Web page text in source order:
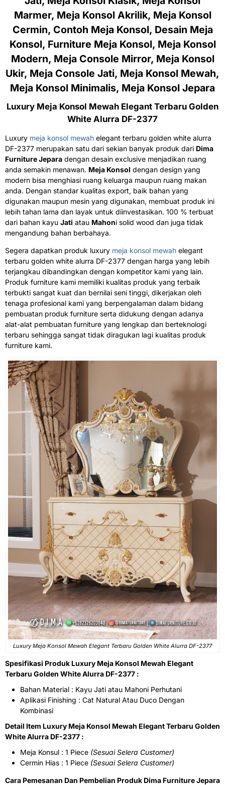
Marmer, Meja Konsol Akrilik, Meja Konsol
Cermin, Contoh Meja Konsol, Desain Meja
Konsol, Furniture Meja Konsol, Meja Konsol
Modern, Meja Console Mirror, Meja Konsol
Ukir, Meja Console Jati, Meja Konsol Mewah,
Meja Konsol Minimalis, Meja Konsol Jepara
Luxury Meja Konsol Mewah Elegant Terbaru Golden
White Alurra DF-2377
Luxury meja konsol mewah elegant terbaru golden white alurra
DF-2377 merupakan satu dari sekian banyak produk dari Dima
Furniture Jepara dengan desain exclusive menjadikan ruang
anda semakin menawan. Meja Konsol dengan design yang
modern bisa menghiasi ruang keluarga maupun ruang makan
anda. Dengan standar kualitas export, baik bahan yang
digunakan maupun mesin yang digunakan, membuat produk ini
lebih tahan lama dan layak untuk diinvestasikan. 100 % terbuat
dari bahan kayu Jati atau Mahoni solid wood dan juga tidak
mengandung bahan berbahaya.
Segera dapatkan produk luxury meja konsol mewah elegant
terbaru golden white alurra DF-2377 dengan harga yang lebih
terjangkau dibandingkan dengan kompetitor kami yang lain.
Produk furniture kami memiliki kualitas produk yang terbaik
terbukti sangat kuat dan bernilai seni tinggi, dikerjakan oleh
tenaga profesional kami yang berpengalaman dalam bidang
pembuatan produk furniture serta didukung dengan adanya
alat-alat pembuatan furniture yang lengkap dan berteknologi
terbaru sehingga sangat tidak diragukan lagi kualitas produk
furniture kami.
Luxury Meja Konsol Mewah Elegant Terbaru Golden White Alurra DF-2377
Spesifikasi Produk Luxury Meja Konsol Mewah Elegant
Terbaru Golden White Alurra DF-2377 :
Bahan Material : Kayu Jati atau Mahoni Perhutani
Aplikasi Finishing : Cat Natural Atau Duco Dengan
Kombinasi
Detail Item Luxury Meja Konsol Mewah Elegant Terbaru Golden
White Alurra DF-2377 :
Meja Konsul : 1 Piece (Sesuai Selera Customer)
Cermin Hias : 1 Piece (Sesuai Selera Customer)
Cara Pemesanan Dan Pembelian Produk Dima Furniture Jepara